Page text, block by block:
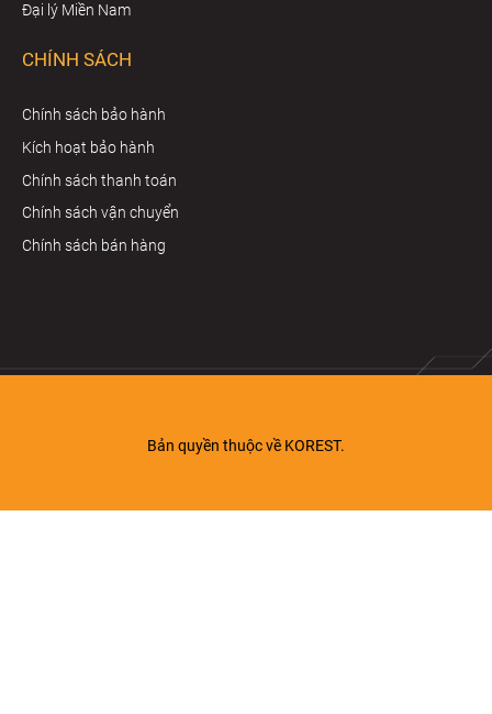
---------------------------
Đại lý Miền Nam
CHÍNH SÁCH
Chính sách bảo hành
Kích hoạt bảo hành
Chính sách thanh toán
Chính sách vận chuyển
Chính sách bán hàng
Bản quyền thuộc về KOREST.